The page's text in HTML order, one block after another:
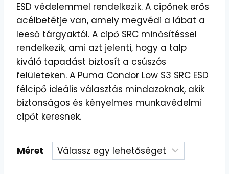
ESD védelemmel rendelkezik. A cipőnek erős
acélbetétje van, amely megvédi a lábat a
leeső tárgyaktól. A cipő SRC minősítéssel
rendelkezik, ami azt jelenti, hogy a talp
kiváló tapadást biztosít a csúszós
felületeken. A Puma Condor Low S3 SRC ESD
félcipő ideális választás mindazoknak, akik
biztonságos és kényelmes munkavédelmi
cipőt keresnek.
Méret